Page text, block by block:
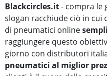
Blackcircles.it- compra le
slogan racchiude ciò in cui
di pneumatici online
raggiungere questo
giorno con distributori
pneumatici al miglior